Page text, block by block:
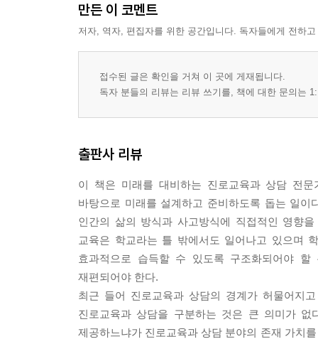
만든 이 코멘트
저자, 역자, 편집자를 위한 공간입니다. 독자들에게 전하
접수된 글은 확인을 거쳐 이 곳에 게재됩니다.
독자 분들의 리뷰는 리뷰 쓰기를, 책에 대한 문의는
출판사 리뷰
이 책은 미래를 대비하는 진로교육과 상담 전
바탕으로 미래를 설계하고 준비하도록 돕는 일
인간의 삶의 방식과 사고방식에 직접적인 영향
교육은 학교라는 틀 밖에서도 일어나고 있으며
효과적으로 습득할 수 있도록 구조화되어야
재편되어야 한다.
최근 들어 진로교육과 상담의 경계가 허물어지
진로교육과 상담을 구분하는 것은 큰 의미가
제공하느냐가 진로교육과 상담 분야의 존재 가치